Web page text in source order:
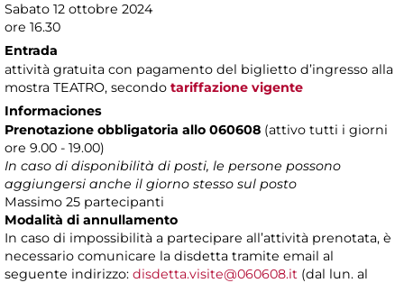
Sabato 12 ottobre 2024
ore 16.30
Entrada
attività gratuita con pagamento del biglietto d’ingresso alla
mostra TEATRO, secondo tariffazione vigente
Informaciones
Prenotazione obbligatoria allo 060608 (attivo tutti i giorni
ore 9.00 - 19.00)
In caso di disponibilità di posti, le persone possono
aggiungersi anche il giorno stesso sul posto
Massimo 25 partecipanti
Modalità di annullamento
In caso di impossibilità a partecipare all’attività prenotata, è
necessario comunicare la disdetta tramite email al
seguente indirizzo: disdetta.visite@060608.it (dal lun. al